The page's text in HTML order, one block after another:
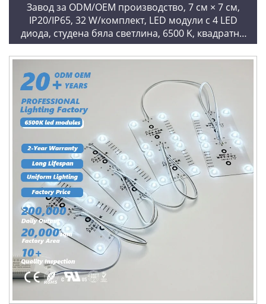
Завод за ODM/OEM производство, 7 см × 7 см,
IP20/IP65, 32 W/комплект, LED модули с 4 LED
диода, студена бяла светлина, 6500 K, квадратни
LED модули с верижна структура за светлинни
табла